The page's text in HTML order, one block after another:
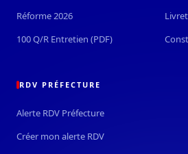
Réforme 2026
100 Q/R Entretien (PDF)
RDV PRÉFECTURE
Alerte RDV Préfecture
Créer mon alerte RDV